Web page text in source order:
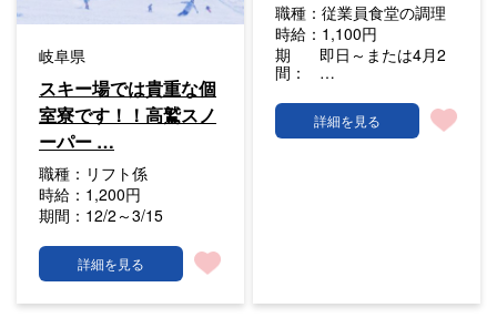
岐阜県
スキー場では貴重な個
室寮です！！高鷲スノ
ーパー …
職種： リフト係
時給： 1,200円
期間： 12/2～3/15
詳細を見る
職種：従業員食堂の調理
時給： 1,100円
期
間：
即日～または4月2
…
詳細を見る